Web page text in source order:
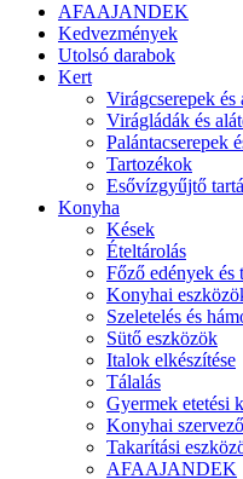
AFAAJANDEK
Kedvezmények
Utolsó darabok
Kert
Virágcserepek és
Virágládák és
Palántacserepek
Tartozékok
Esővízgyűjtő
Konyha
Kések
Ételtárolás
Főző edények és
Konyhai
Szeletelés és
Sütő eszközök
Italok elkészítése
Tálalás
Gyermek etetési
Konyhai
Takarítási
AFAAJANDEK